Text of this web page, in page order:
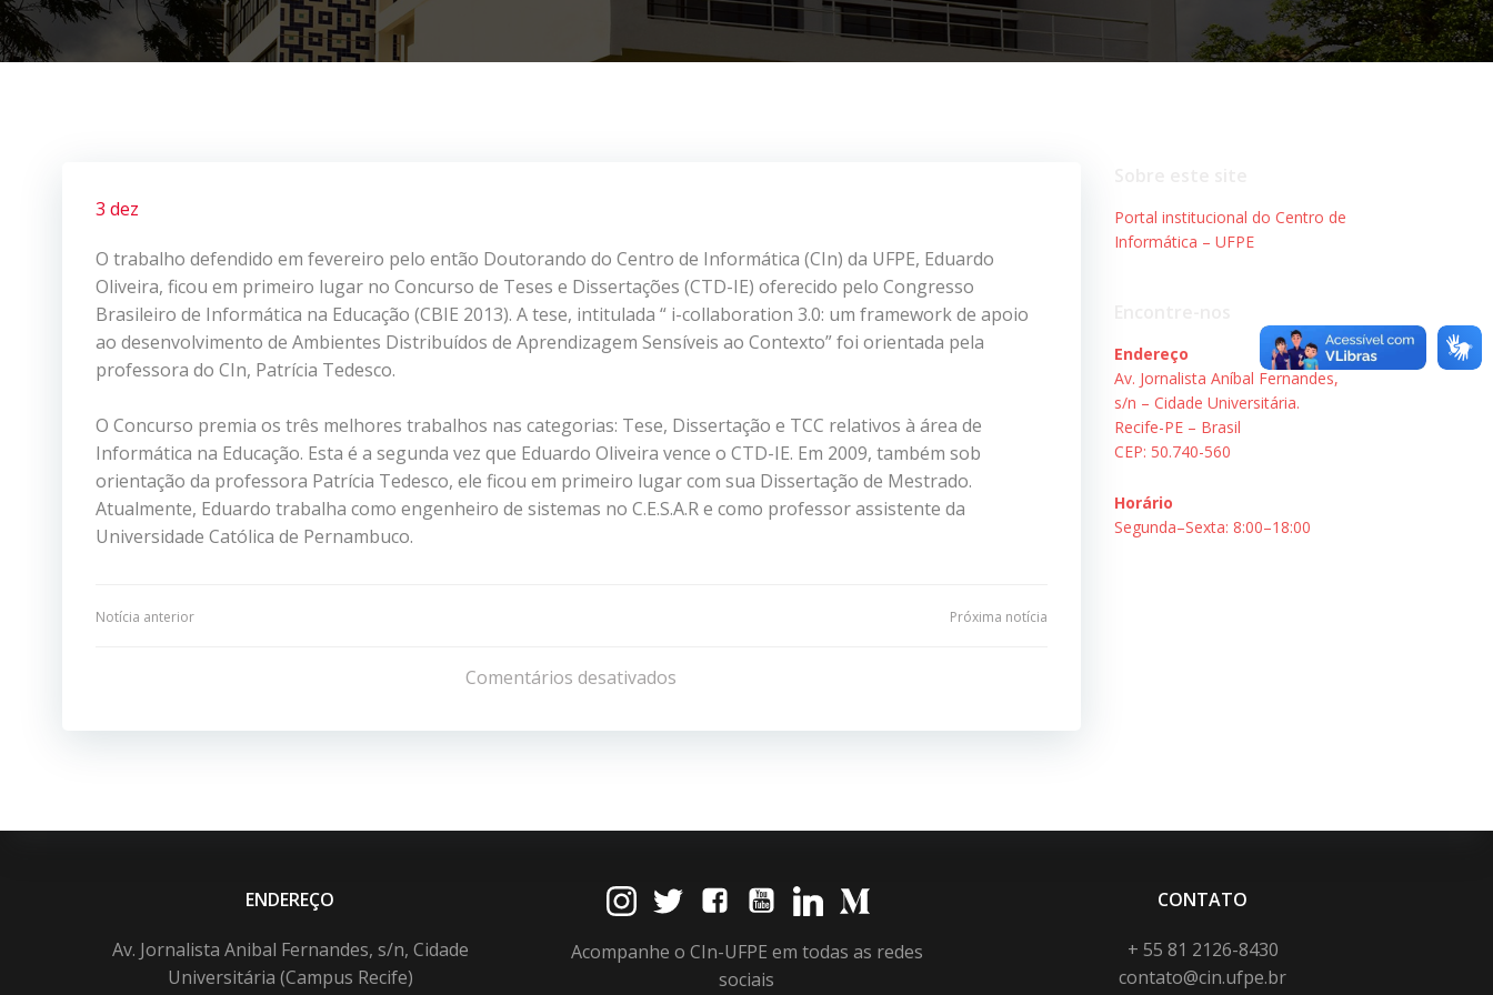
3 dez
O trabalho defendido em fevereiro pelo então Doutorando do Centro de Informática (CIn) da UFPE, Eduardo
Oliveira, ficou em primeiro lugar no Concurso de Teses e Dissertações (CTD-IE) oferecido pelo Congresso
Brasileiro de Informática na Educação (CBIE 2013). A tese, intitulada “ i-collaboration 3.0: um framework de apoio
ao desenvolvimento de Ambientes Distribuídos de Aprendizagem Sensíveis ao Contexto” foi orientada pela
professora do CIn, Patrícia Tedesco.
O Concurso premia os três melhores trabalhos nas categorias: Tese, Dissertação e TCC relativos à área de
Informática na Educação. Esta é a segunda vez que Eduardo Oliveira vence o CTD-IE. Em 2009, também sob
orientação da professora Patrícia Tedesco, ele ficou em primeiro lugar com sua Dissertação de Mestrado.
Atualmente, Eduardo trabalha como engenheiro de sistemas no C.E.S.A.R e como professor assistente da
Universidade Católica de Pernambuco.
Navegação
Post
Notícia anterior
de
Post
Próxima notícia
Comentários desativados
Portal institucional do Centro de
Informática – UFPE
Endereço
Av. Jornalista Aníbal Fernandes,
s/n – Cidade Universitária.
Recife-PE – Brasil
CEP: 50.740-560
Horário
Segunda–Sexta: 8:00–18:00
ENDEREÇO
Av. Jornalista Anibal Fernandes, s/n, Cidade
Universitária (Campus Recife)
Acompanhe o CIn-UFPE em todas as redes
sociais
CONTATO
+ 55 81 2126-8430
contato@cin.ufpe.br